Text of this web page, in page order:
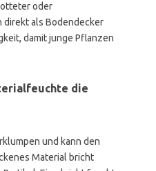
oder
direkt als Bodendecker
damit junge Pflanzen
die
und kann den
Material bricht